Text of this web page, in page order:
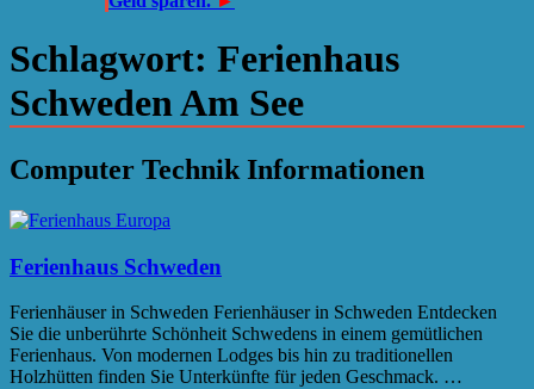
Schlagwort: Ferienhaus
Schweden Am See
Computer Technik Informationen
Ferienhaus Schweden
Ferienhäuser in Schweden Ferienhäuser in Schweden Entdecken
Sie die unberührte Schönheit Schwedens in einem gemütlichen
Ferienhaus. Von modernen Lodges bis hin zu traditionellen
Holzhütten finden Sie Unterkünfte für jeden Geschmack. …